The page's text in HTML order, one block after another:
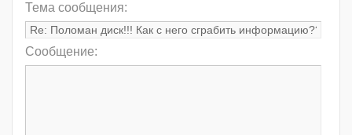
Тема сообщения:
Сообщение: